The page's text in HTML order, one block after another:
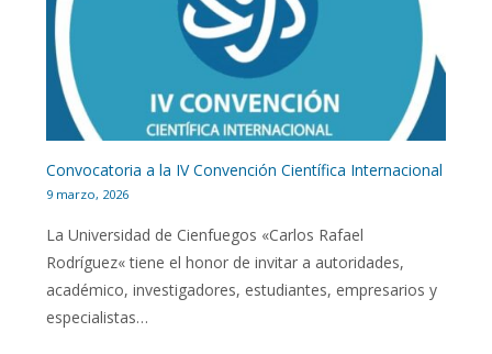
Convocatoria a la IV Convención Científica Internacional
9 marzo, 2026
La Universidad de Cienfuegos «Carlos Rafael
Rodríguez« tiene el honor de invitar a autoridades,
académico, investigadores, estudiantes, empresarios y
especialistas…